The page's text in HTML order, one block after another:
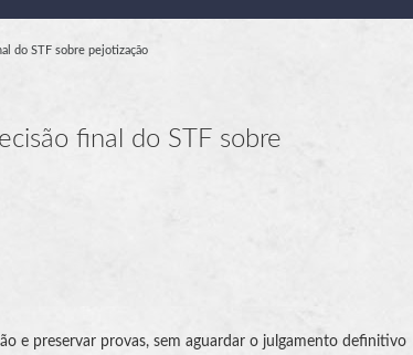
do STF sobre pejotização
final do STF sobre
e preservar provas, sem aguardar o julgamento definitivo